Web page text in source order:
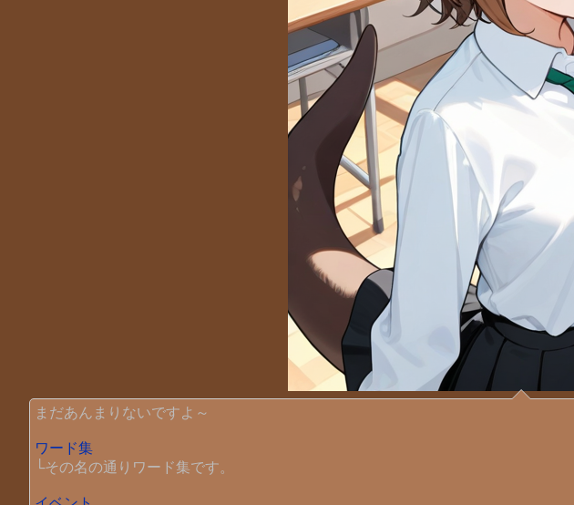
まだあんまりないですよ～
ワード集
└その名の通りワード集です。